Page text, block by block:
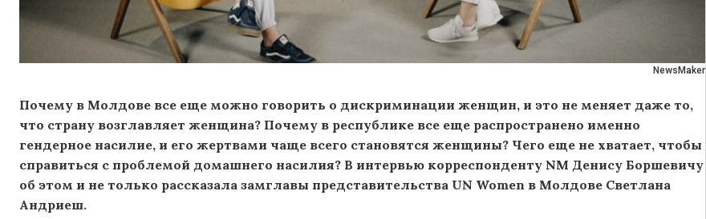
NewsMaker
Почему в Молдове все еще можно говорить о дискриминации женщин, и это не меняет даже то,
что страну возглавляет женщина? Почему в республике все еще распространено именно
гендерное насилие, и его жертвами чаще всего становятся женщины? Чего еще не хватает, чтобы
справиться с проблемой домашнего насилия? В интервью корреспонденту NM Денису Боршевичу
об этом и не только рассказала замглавы представительства UN Women в Молдове Светлана
Андриеш.